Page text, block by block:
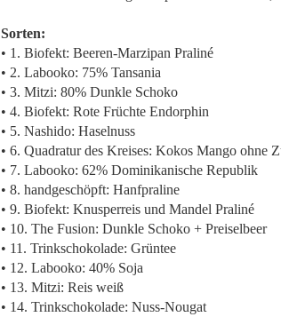
Sorten:
• 1. Biofekt: Beeren-Marzipan Praliné
• 2. Labooko: 75% Tansania
• 3. Mitzi: 80% Dunkle Schoko
• 4. Biofekt: Rote Früchte Endorphin
• 5. Nashido: Haselnuss
• 6. Quadratur des Kreises: Kokos Mango ohne
• 7. Labooko: 62% Dominikanische Republik
• 8. handgeschöpft: Hanfpraline
• 9. Biofekt: Knusperreis und Mandel Praliné
• 10. The Fusion: Dunkle Schoko + Preiselbeer
• 11. Trinkschokolade: Grüntee
• 12. Labooko: 40% Soja
• 13. Mitzi: Reis weiß
• 14. Trinkschokolade: Nuss-Nougat